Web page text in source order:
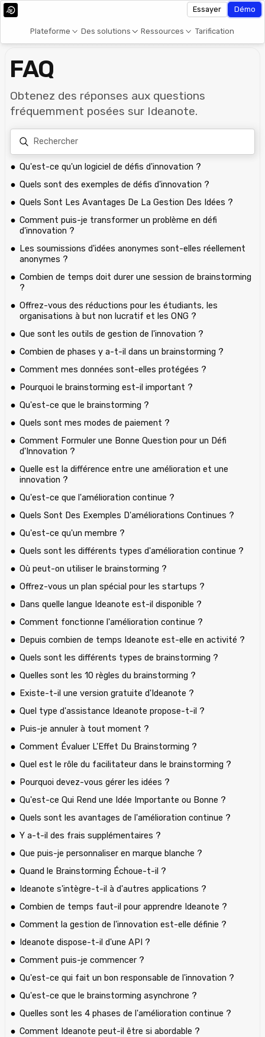
Plateforme Des solutions Ressources Tarification
Essayer Démo
FAQ
Obtenez des réponses aux questions
fréquemment posées sur Ideanote.
Qu'est-ce qu'un logiciel de défis d'innovation ?
Quels sont des exemples de défis d'innovation ?
Quels Sont Les Avantages De La Gestion Des Idées ?
Comment puis-je transformer un problème en défi
d'innovation ?
Les soumissions d'idées anonymes sont-elles réellement
anonymes ?
Combien de temps doit durer une session de brainstorming
?
Offrez-vous des réductions pour les étudiants, les
organisations à but non lucratif et les ONG ?
Que sont les outils de gestion de l'innovation ?
Combien de phases y a-t-il dans un brainstorming ?
Comment mes données sont-elles protégées ?
Pourquoi le brainstorming est-il important ?
Qu'est-ce que le brainstorming ?
Quels sont mes modes de paiement ?
Comment Formuler une Bonne Question pour un Défi
d'Innovation ?
Quelle est la différence entre une amélioration et une
innovation ?
Qu'est-ce que l'amélioration continue ?
Quels Sont Des Exemples D'améliorations Continues ?
Qu'est-ce qu'un membre ?
Quels sont les différents types d'amélioration continue ?
Où peut-on utiliser le brainstorming ?
Offrez-vous un plan spécial pour les startups ?
Dans quelle langue Ideanote est-il disponible ?
Comment fonctionne l'amélioration continue ?
Depuis combien de temps Ideanote est-elle en activité ?
Quels sont les différents types de brainstorming ?
Quelles sont les 10 règles du brainstorming ?
Existe-t-il une version gratuite d'Ideanote ?
Quel type d'assistance Ideanote propose-t-il ?
Puis-je annuler à tout moment ?
Comment Évaluer L'Effet Du Brainstorming ?
Quel est le rôle du facilitateur dans le brainstorming ?
Pourquoi devez-vous gérer les idées ?
Qu'est-ce Qui Rend une Idée Importante ou Bonne ?
Quels sont les avantages de l'amélioration continue ?
Y a-t-il des frais supplémentaires ?
Que puis-je personnaliser en marque blanche ?
Quand le Brainstorming Échoue-t-il ?
Ideanote s'intègre-t-il à d'autres applications ?
Combien de temps faut-il pour apprendre Ideanote ?
Comment la gestion de l'innovation est-elle définie ?
Ideanote dispose-t-il d'une API ?
Comment puis-je commencer ?
Qu'est-ce qui fait un bon responsable de l'innovation ?
Qu'est-ce que le brainstorming asynchrone ?
Quelles sont les 4 phases de l'amélioration continue ?
Comment Ideanote peut-il être si abordable ?